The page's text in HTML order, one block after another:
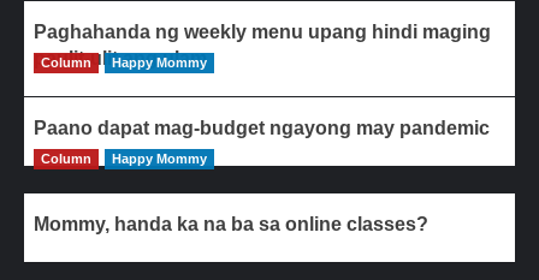
Paghahanda ng weekly menu upang hindi maging
paulit-ulit ang ulam
Column Happy Mommy
Paano dapat mag-budget ngayong may pandemic
Column Happy Mommy
Mommy, handa ka na ba sa online classes?